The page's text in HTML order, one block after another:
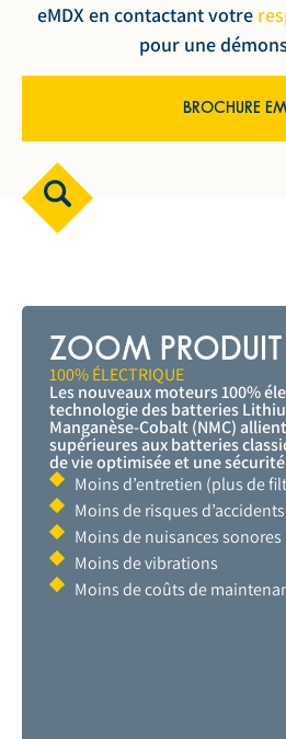
eMDX en contactant votre
pour une
BROCHURE
ZOOM PRODUIT
100% ÉLECTRIQUE
Les nouveaux moteurs 100%
technologie des batteries
Manganèse-Cobalt (NMC)
supérieures aux batteries
de vie optimisée et une
Moins d’entretien (plus de
Moins de risques d’accidents
Moins de nuisances sonores
Moins de vibrations
Moins de coûts de